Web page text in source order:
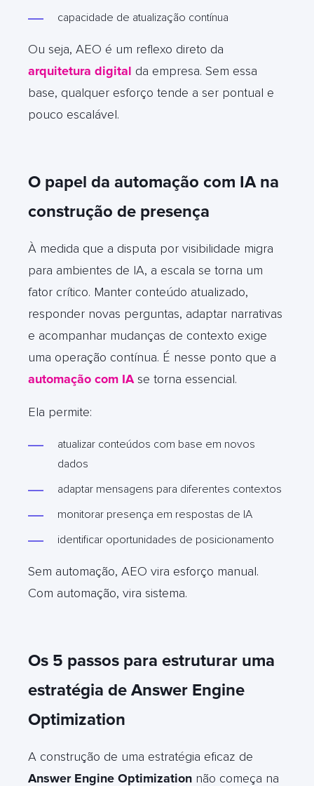
capacidade de atualização contínua
Ou seja, AEO é um reflexo direto da
arquitetura digital da empresa. Sem essa
base, qualquer esforço tende a ser pontual e
pouco escalável.
O papel da automação com IA na
construção de presença
À medida que a disputa por visibilidade migra
para ambientes de IA, a escala se torna um
fator crítico. Manter conteúdo atualizado,
responder novas perguntas, adaptar narrativas
e acompanhar mudanças de contexto exige
uma operação contínua. É nesse ponto que a
automação com IA se torna essencial.
Ela permite:
atualizar conteúdos com base em novos
dados
adaptar mensagens para diferentes contextos
monitorar presença em respostas de IA
identificar oportunidades de posicionamento
Sem automação, AEO vira esforço manual.
Com automação, vira sistema.
Os 5 passos para estruturar uma
estratégia de Answer Engine
Optimization
A construção de uma estratégia eficaz de
Answer Engine Optimization não começa na